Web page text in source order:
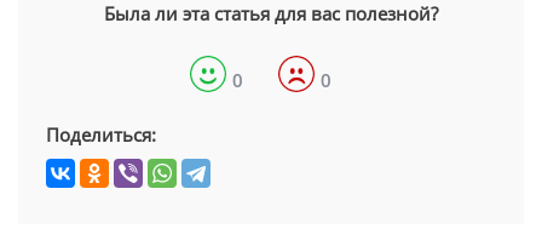
Была ли эта статья для вас полезной?
0 0
Поделиться: